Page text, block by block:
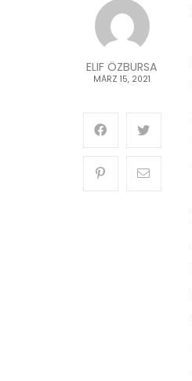
ELIF ÖZBURSA
MÄRZ 15, 2021